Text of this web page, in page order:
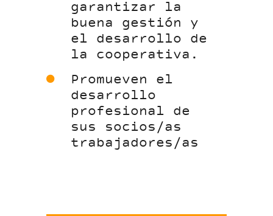
garantizar la
buena gestión y
el desarrollo de
la cooperativa.
Promueven el
desarrollo
profesional de
sus socios/as
trabajadores/as